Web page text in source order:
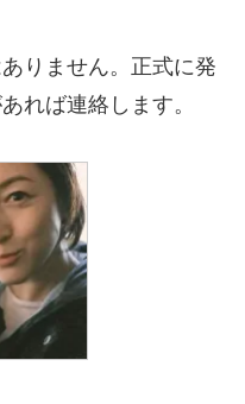
りません。正式に発
れば連絡します。